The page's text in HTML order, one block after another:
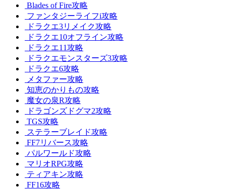
Blades of Fire攻略
ファンタジーライフi攻略
ドラクエ3リメイク攻略
ドラクエ10オフライン攻略
ドラクエ11攻略
ドラクエモンスターズ3攻略
ドラクエ6攻略
メタファー攻略
知恵のかりもの攻略
魔女の泉R攻略
ドラゴンズドグマ2攻略
TGS攻略
ステラーブレイド攻略
FF7リバース攻略
パルワールド攻略
マリオRPG攻略
ティアキン攻略
FF16攻略